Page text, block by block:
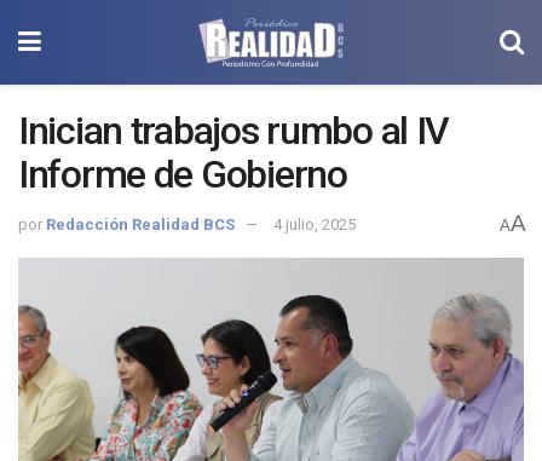
Inician trabajos rumbo al IV
Informe de Gobierno
por Redacción Realidad BCS 4 julio, 2025 AA